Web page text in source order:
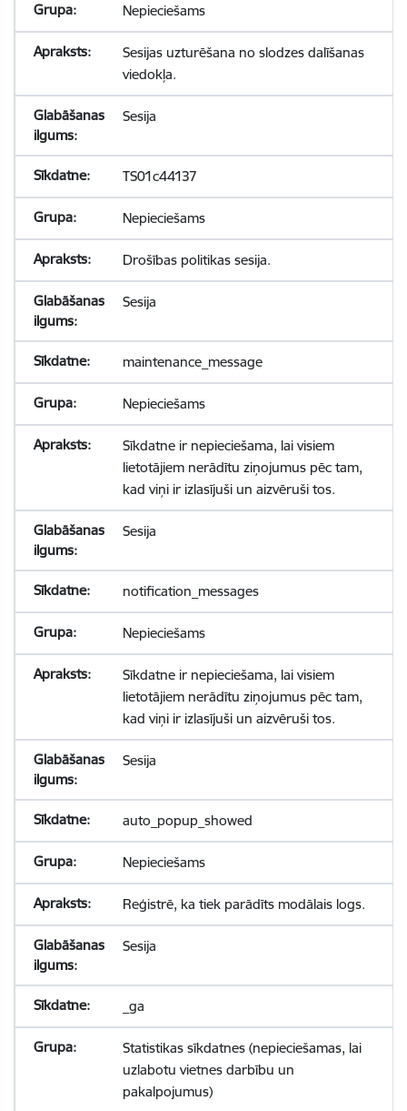
Nepieciešams
Sesijas uzturēšana no slodzes dalīšanas
viedokļa.
Sesija
TS01c44137
Nepieciešams
Drošības politikas sesija.
Sesija
maintenance_message
Nepieciešams
Sīkdatne ir nepieciešama, lai visiem
lietotājiem nerādītu ziņojumus pēc tam,
kad viņi ir izlasījuši un aizvēruši tos.
Sesija
notification_messages
Nepieciešams
Sīkdatne ir nepieciešama, lai visiem
lietotājiem nerādītu ziņojumus pēc tam,
kad viņi ir izlasījuši un aizvēruši tos.
Sesija
auto_popup_showed
Nepieciešams
Reģistrē, ka tiek parādīts modālais logs.
Sesija
_ga
Statistikas sīkdatnes (nepieciešamas, lai
uzlabotu vietnes darbību un
pakalpojumus)